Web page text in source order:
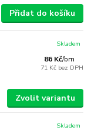
Přidat do košíku
86 Kč/bm
71 Kč bez DPH
Skladem
Zvolit variantu
Skladem